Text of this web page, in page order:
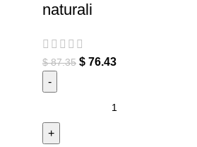
BLISS
naturali
$87.35 $ 76.43
Cantitate CUBANO
feromoni naturali